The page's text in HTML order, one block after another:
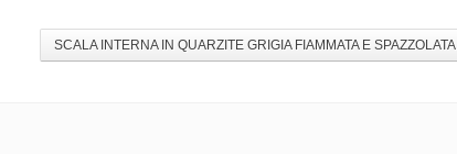
SCALA INTERNA IN QUARZITE GRIGIA FIAMMATA E SPAZZOLATA